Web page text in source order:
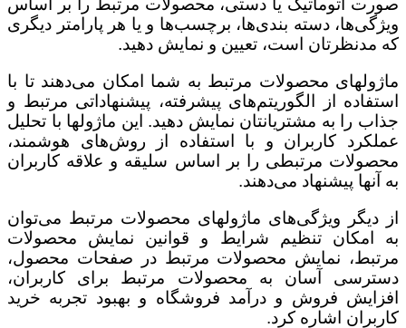
صورت اتوماتیک یا دستی، محصولات مرتبط را بر اساس
ویژگی‌ها، دسته بندی‌ها، برچسب‌ها و یا هر پارامتر دیگری
که مدنظرتان است، تعیین و نمایش دهید.
ماژولهای محصولات مرتبط به شما امکان می‌دهند تا با
استفاده از الگوریتم‌های پیشرفته، پیشنهاداتی مرتبط و
جذاب را به مشتریانتان نمایش دهید. این ماژولها با تحلیل
عملکرد کاربران و با استفاده از روش‌های هوشمند،
محصولات مرتبطی را بر اساس سلیقه و علاقه کاربران
به آنها پیشنهاد می‌دهند.
از دیگر ویژگی‌های ماژولهای محصولات مرتبط می‌توان
به امکان تنظیم شرایط و قوانین نمایش محصولات
مرتبط، نمایش محصولات مرتبط در صفحات محصول،
دسترسی آسان به محصولات مرتبط برای کاربران،
افزایش فروش و درآمد فروشگاه و بهبود تجربه خرید
کاربران اشاره کرد.